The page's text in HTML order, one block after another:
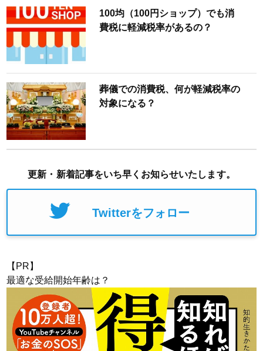
100均（100円ショップ）でも消
費税に軽減税率があるの？
葬儀での消費税、何が軽減税率の
対象になる？
更新・新着記事をいち早くお知らせいたします。
Twitterをフォロー
【PR】
最適な受給開始年齢は？